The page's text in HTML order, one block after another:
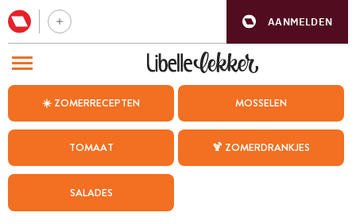
AANMELDEN
☀️ ZOMERRECEPTEN MOSSELEN
TOMAAT 🍹 ZOMERDRANKJES
SALADES
BEZOEK ONZE ANDERE WEBSITES
WEEKMENU
CHAT MET MAIA